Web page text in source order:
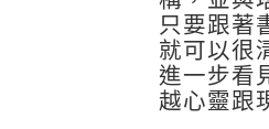
只要跟著
就可以很
進一步看
越心靈跟